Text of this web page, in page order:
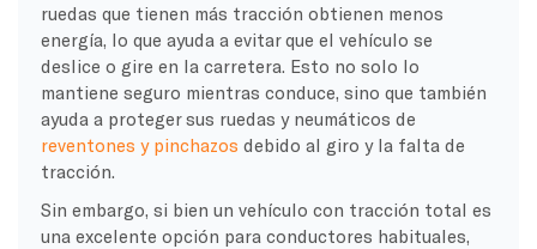
ruedas que tienen más tracción obtienen menos
energía, lo que ayuda a evitar que el vehículo se
deslice o gire en la carretera. Esto no solo lo
mantiene seguro mientras conduce, sino que también
ayuda a proteger sus ruedas y neumáticos de
reventones y pinchazos debido al giro y la falta de
tracción.
Sin embargo, si bien un vehículo con tracción total es
una excelente opción para conductores habituales,